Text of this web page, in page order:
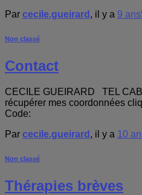
Par cecile.gueirard , il y a 9 ans
Non classé
Contact
CECILE GUEIRARD TEL
récupérer mes coordonnées
Code:
Par cecile.gueirard , il y a 10
Non classé
Thérapies brèves